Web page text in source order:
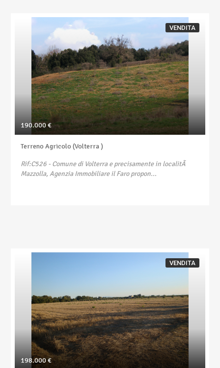
VENDITA
190.000 €
Terreno Agricolo (Volterra )
Rif:C526- Comune di Volterra e precisamente in localitÃ
Mazzolla, Agenzia Immobiliare il Faro propon...
VENDITA
198.000 €